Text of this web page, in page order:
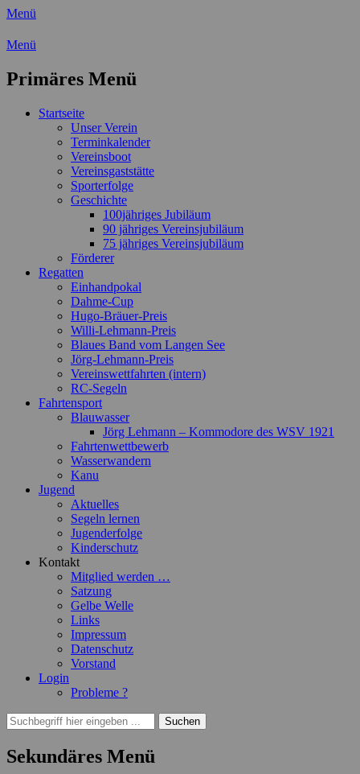
Menü
Wassersport-Verein 1921 e.V.
Freizeit mit der ganzen Familie
Menü
Primäres Menü
Zum
Startseite
Unser Verein
Terminkalender
Vereinsboot
Vereinsgaststätte
Sporterfolge
Geschichte
100jähriges Jubiläum
90 jähriges Vereinsjubiläum
75 jähriges Vereinsjubiläum
Förderer
Regatten
Einhandpokal
Dahme-Cup
Hugo-Bräuer-Preis
Willi-Lehmann-Preis
Blaues Band vom Langen See
Jörg-Lehmann-Preis
Vereinswettfahrten (intern)
RC-Segeln
Fahrtensport
Blauwasser
Jörg Lehmann – Kommodore des WSV 1921
Fahrtenwettbewerb
Wasserwandern
Kanu
Jugend
Aktuelles
Segeln lernen
Jugenderfolge
Kinderschutz
Kontakt
Mitglied werden …
Satzung
Gelbe Welle
Links
Impressum
Datenschutz
Vorstand
Login
Probleme ?
Suchen
Suchen
nach:
Sekundäres Menü